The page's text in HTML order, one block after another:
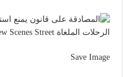
Save Image